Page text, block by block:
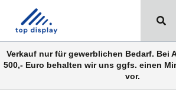
Verkauf nur für gewerblichen Bedarf. Bei
500,- Euro behalten wir uns ggfs. einen
vor.